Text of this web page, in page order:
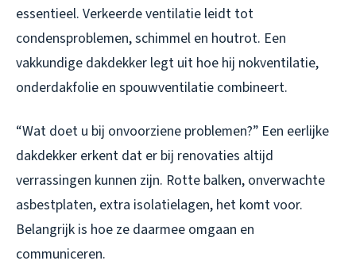
essentieel. Verkeerde ventilatie leidt tot
condensproblemen, schimmel en houtrot. Een
vakkundige dakdekker legt uit hoe hij nokventilatie,
onderdakfolie en spouwventilatie combineert.
“Wat doet u bij onvoorziene problemen?” Een eerlijke
dakdekker erkent dat er bij renovaties altijd
verrassingen kunnen zijn. Rotte balken, onverwachte
asbestplaten, extra isolatielagen, het komt voor.
Belangrijk is hoe ze daarmee omgaan en
communiceren.